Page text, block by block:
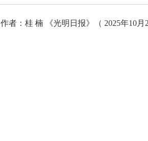
作者：桂 楠 《光明日报》（ 2025年10月